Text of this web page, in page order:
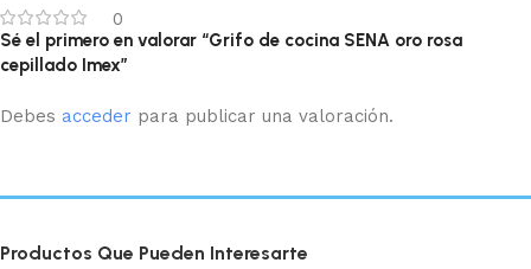
0
Sé el primero en valorar “Grifo de cocina SENA oro rosa
cepillado Imex”
Debes acceder para publicar una valoración.
Productos Que Pueden Interesarte